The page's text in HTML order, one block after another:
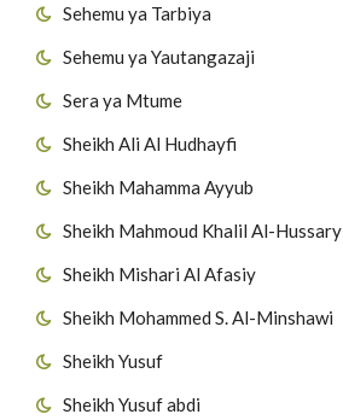
Sehemu ya Tarbiya
Sehemu ya Yautangazaji
Sera ya Mtume
Sheikh Ali Al Hudhayfi
Sheikh Mahamma Ayyub
Sheikh Mahmoud Khalil Al-Hussary
Sheikh Mishari Al Afasiy
Sheikh Mohammed S. Al-Minshawi
Sheikh Yusuf
Sheikh Yusuf abdi